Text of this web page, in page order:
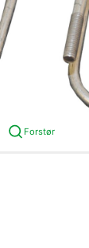
Forstør